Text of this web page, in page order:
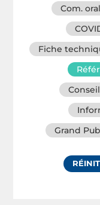
Com.
Fiche
Grand